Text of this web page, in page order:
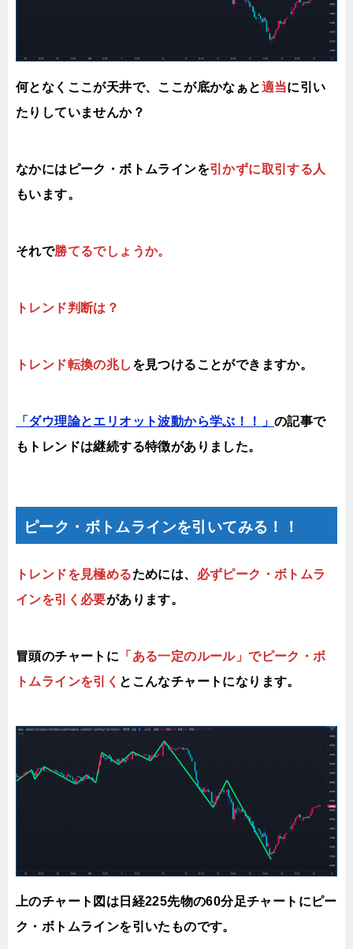
何となくここが天井で、ここが底かなぁと適当に引い
たりしていませんか？
なかにはピーク・ボトムラインを引かずに取引する人
もいます。
それで勝てるでしょうか。
トレンド判断は？
トレンド転換の兆し を見つけることができますか。
「ダウ理論とエリオット波動から学ぶ！！ 」の記事で
もトレンドは継続する特徴がありました。
ピーク・ボトムラインを引いてみる！！
トレンドを見極めるためには、 必ずピーク・ボトムラ
インを引く必要があります。
冒頭のチャートに 「ある一定のルール」でピーク・ボ
トムラインを引く とこんなチャートになります。
上のチャート図は日経225先物の60分足チャートにピー
ク・ボトムラインを引いたものです。